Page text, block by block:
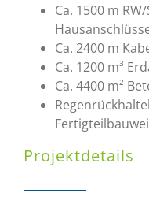
Ca. 1500 m
Ca. 2400 m
Ca. 1200 m³
Ca. 4400 m²
Projektdetails